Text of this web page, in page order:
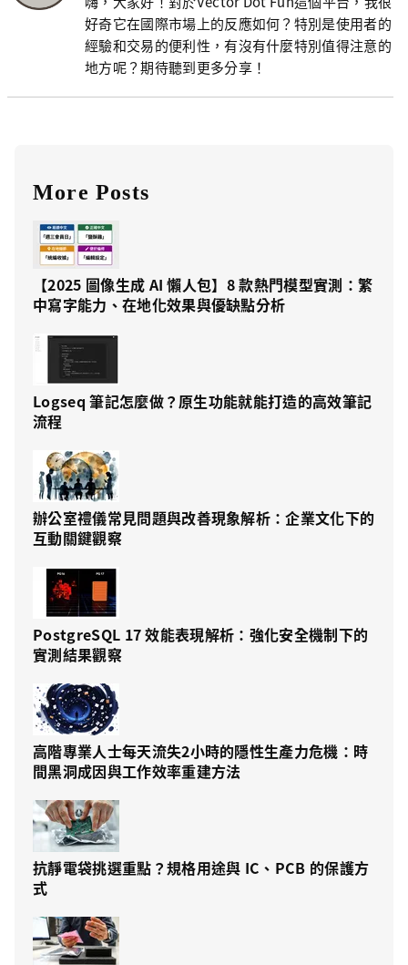
好奇它在國際市場上的反應如何？特別是使用者的
經驗和交易的便利性，有沒有什麼特別值得注意的
地方呢？期待聽到更多分享！
More Posts
【2025 圖像生成 AI 懶人包】8 款熱門模型實測：繁
中寫字能力、在地化效果與優缺點分析
Logseq 筆記怎麼做？原生功能就能打造的高效筆記
流程
辦公室禮儀常見問題與改善現象解析：企業文化下的
互動關鍵觀察
PostgreSQL 17 效能表現解析：強化安全機制下的
實測結果觀察
高階專業人士每天流失2小時的隱性生產力危機：時
間黑洞成因與工作效率重建方法
抗靜電袋挑選重點？規格用途與 IC、PCB 的保護方
式